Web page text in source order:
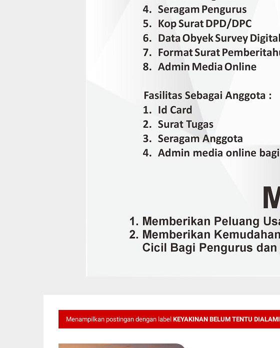
Menampilkan postingan dengan label KEYAKINAN BELUM TENTU DIALAMI